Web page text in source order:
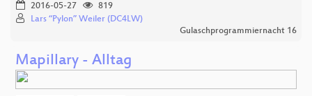
2016-05-27
819
Lars “Pylon” Weiler (DC4LW)
Gulaschprogrammiernacht 16
Mapillary - Alltag